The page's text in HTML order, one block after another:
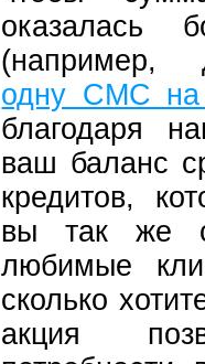
оказалась
(например,
одну СМС на
благодаря
ваш баланс
кредитов,
вы так же
любимые
сколько
акция